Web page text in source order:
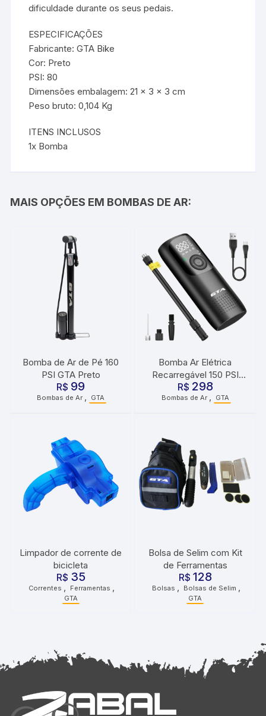
dificuldade durante os seus pedais.
ESPECIFICAÇÕES
Fabricante: GTA Bike
Cor: Preto
PSI: 80
Dimensões embalagem: 21 x 3 x 3 cm
Peso bruto: 0,104 Kg
ITENS INCLUSOS
1x Bomba
MAIS OPÇÕES EM BOMBAS DE AR:
Bomba de Ar de Pé 160
PSI GTA Preto
R$ 99
Bombas de Ar , GTA
Bomba Ar Elétrica
Recarregável 150 PSI
Portátil Smart Plus GTA
R$ 298
Bombas de Ar , GTA
Limpador de corrente de
bicicleta
R$ 35
Correntes Ferramentas
GTA
Bolsa de Selim com Kit
de Ferramentas
R$ 128
Bolsas Bolsas de Selim
GTA